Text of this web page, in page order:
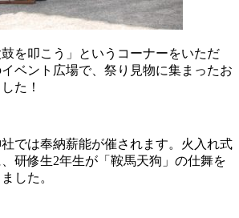
鼓を叩こう」というコーナーをいただ
ベント広場で、祭り見物に集まったお
た！
では奉納薪能が催されます。火入れ式
研修生2年生が「鞍馬天狗」の仕舞を
した。